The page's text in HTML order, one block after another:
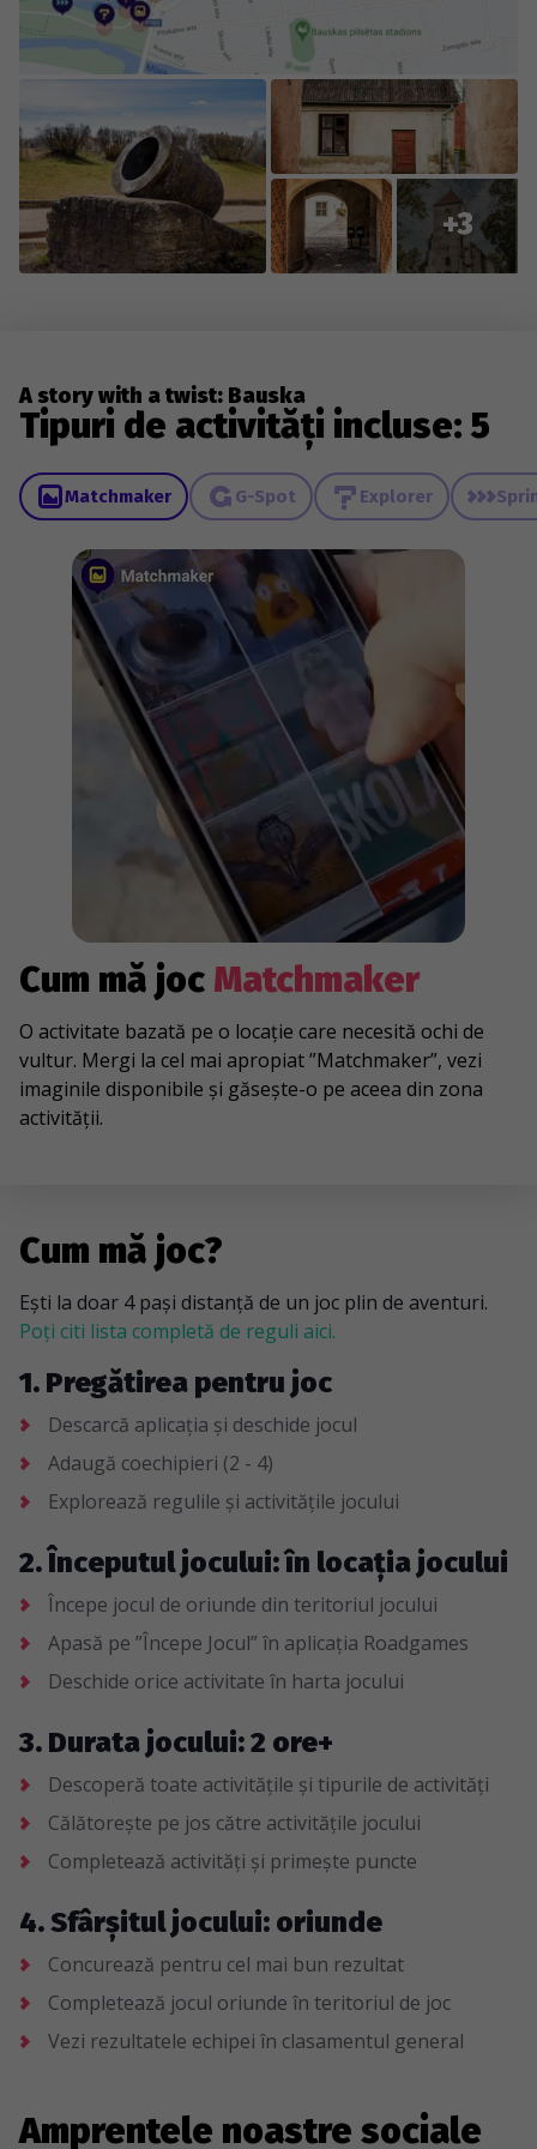
+3
A story with a twist: Bauska
Tipuri de activități incluse: 5
Matchmaker G-Spot Explorer
Cum mă joc Matchmaker
O activitate bazată pe o locație care necesită ochi de
vultur. Mergi la cel mai apropiat ”Matchmaker”, vezi
imaginile disponibile și găsește-o pe aceea din zona
activității.
Cum mă joc?
Ești la doar 4 pași distanță de un joc plin de aventuri.
Poți citi lista completă de reguli aici.
1. Pregătirea pentru joc
Descarcă aplicația și deschide jocul
Adaugă coechipieri (2 - 4)
Explorează regulile și activitățile jocului
2. Începutul jocului: în locația jocului
Începe jocul de oriunde din teritoriul jocului
Apasă pe ”Începe Jocul” în aplicația Roadgames
Deschide orice activitate în harta jocului
3. Durata jocului: 2 ore+
Descoperă toate activitățile și tipurile de activități
Călătorește pe jos către activitățile jocului
Completează activități și primește puncte
4. Sfârșitul jocului: oriunde
Concurează pentru cel mai bun rezultat
Completează jocul oriunde în teritoriul de joc
Vezi rezultatele echipei în clasamentul general
Amprentele noastre sociale